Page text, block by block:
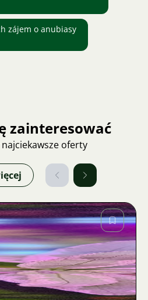
zájem o anubiasy
zainteresować
oferty
Zdjęcie